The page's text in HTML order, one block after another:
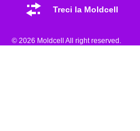
Treci la Moldcell
© 2026 Moldcell All right reserved.